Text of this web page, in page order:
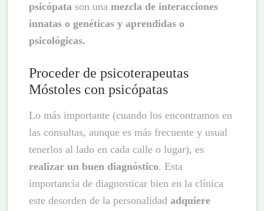
psicópata son unamezcla de interacciones
innatas o genéticas y aprendidas o
psicológicas.
Proceder de psicoterapeutas
Móstoles con psicópatas
Lo más importante (cuando los encontramos en
las consultas, aunque es más frecuente y usual
tenerlos al lado en cada calle o lugar), es
realizar un buen diagnóstico. Esta
importancia de diagnosticar bien en la clínica
este desorden de la personalidadadquiere